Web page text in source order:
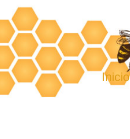
Skip
to
content
Inicio